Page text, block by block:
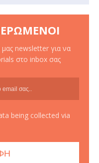
newsletter για να
στο inbox σας
being collected via